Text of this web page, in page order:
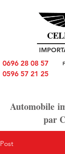
0596 57 21 25
0696 28 08 57
Automobile
par
Post